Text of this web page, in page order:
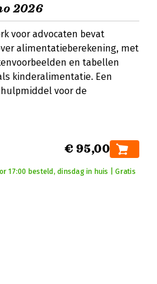
2026
voor advocaten bevat
alimentatieberekening, met
en tabellen
kinderalimentatie. Een
voor de
€ 95,00
17:00 besteld, dinsdag in huis | Gratis